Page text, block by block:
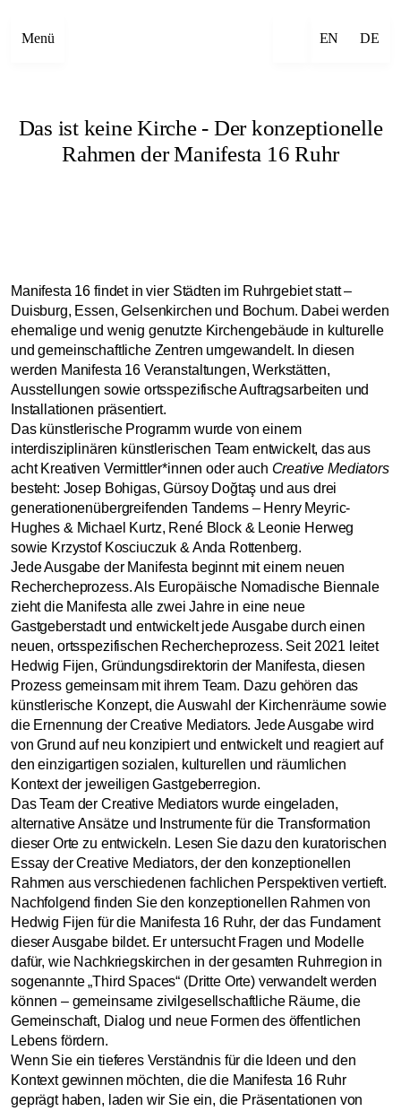
Menü EN DE
Das ist keine Kirche - Der konzeptionelle
Rahmen der Manifesta 16 Ruhr
Manifesta 16 findet in vier Städten im Ruhrgebiet statt –
Duisburg, Essen, Gelsenkirchen und Bochum. Dabei werden
ehemalige und wenig genutzte Kirchengebäude in kulturelle
und gemeinschaftliche Zentren umgewandelt. In diesen
werden Manifesta 16 Veranstaltungen, Werkstätten,
Ausstellungen sowie ortsspezifische Auftragsarbeiten und
Installationen präsentiert.
Das künstlerische Programm wurde von einem
interdisziplinären künstlerischen Team entwickelt, das aus
acht Kreativen Vermittler*innen oder auch Creative Mediators
besteht: Josep Bohigas, Gürsoy Doğtaş und aus drei
generationenübergreifenden Tandems – Henry Meyric-
Hughes & Michael Kurtz, René Block & Leonie Herweg
sowie Krzystof Kosciuczuk & Anda Rottenberg.
Jede Ausgabe der Manifesta beginnt mit einem neuen
Rechercheprozess. Als Europäische Nomadische Biennale
zieht die Manifesta alle zwei Jahre in eine neue
Gastgeberstadt und entwickelt jede Ausgabe durch einen
neuen, ortsspezifischen Rechercheprozess. Seit 2021 leitet
Hedwig Fijen, Gründungsdirektorin der Manifesta, diesen
Prozess gemeinsam mit ihrem Team. Dazu gehören das
künstlerische Konzept, die Auswahl der Kirchenräume sowie
die Ernennung der Creative Mediators. Jede Ausgabe wird
von Grund auf neu konzipiert und entwickelt und reagiert auf
den einzigartigen sozialen, kulturellen und räumlichen
Kontext der jeweiligen Gastgeberregion.
Das Team der Creative Mediators wurde eingeladen,
alternative Ansätze und Instrumente für die Transformation
dieser Orte zu entwickeln. Lesen Sie dazu den kuratorischen
Essay der Creative Mediators, der den konzeptionellen
Rahmen aus verschiedenen fachlichen Perspektiven vertieft.
Nachfolgend finden Sie den konzeptionellen Rahmen von
Hedwig Fijen für die Manifesta 16 Ruhr, der das Fundament
dieser Ausgabe bildet. Er untersucht Fragen und Modelle
dafür, wie Nachkriegskirchen in der gesamten Ruhrregion in
sogenannte „Third Spaces“ (Dritte Orte) verwandelt werden
können – gemeinsame zivilgesellschaftliche Räume, die
Gemeinschaft, Dialog und neue Formen des öffentlichen
Lebens fördern.
Wenn Sie ein tieferes Verständnis für die Ideen und den
Kontext gewinnen möchten, die die Manifesta 16 Ruhr
geprägt haben, laden wir Sie ein, die Präsentationen von